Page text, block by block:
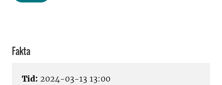
Fakta
Tid: 2024-03-13 13:00